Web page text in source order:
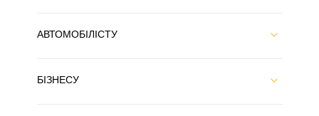
АВТОМОБІЛІСТУ
БІЗНЕСУ